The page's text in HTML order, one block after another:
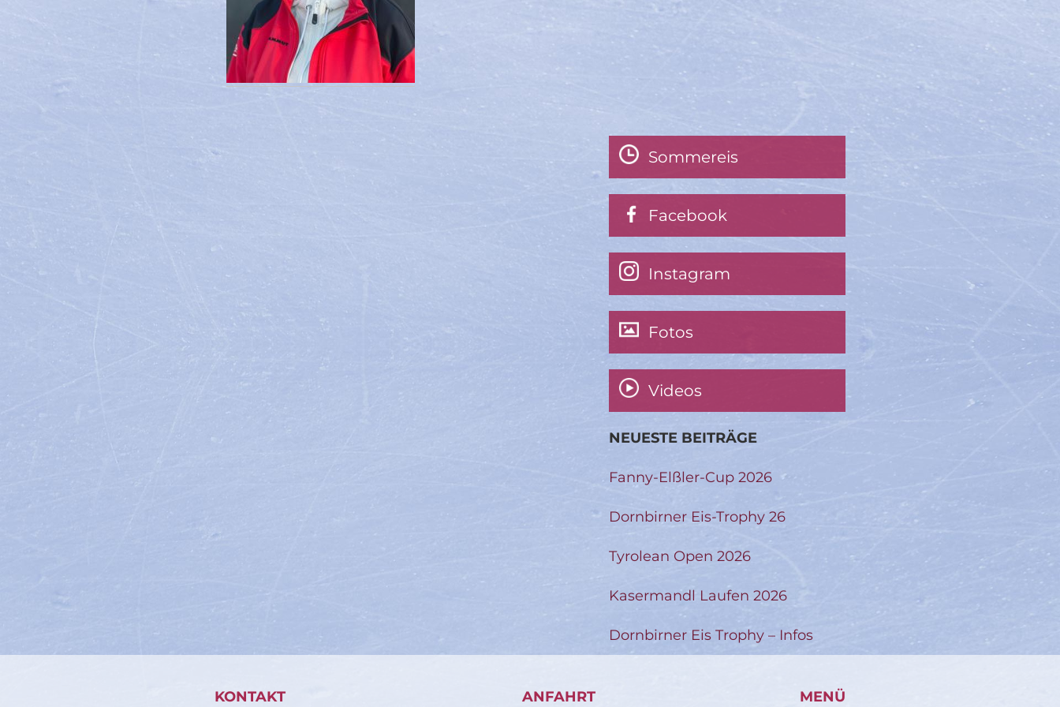
Sommereis
Facebook
Instagram
Fotos
Videos
NEUESTE BEITRÄGE
Fanny-Elßler-Cup 2026
Dornbirner Eis-Trophy 26
Tyrolean Open 2026
Kasermandl Laufen 2026
Dornbirner Eis Trophy – Infos
KONTAKT ANFAHRT MENÜ